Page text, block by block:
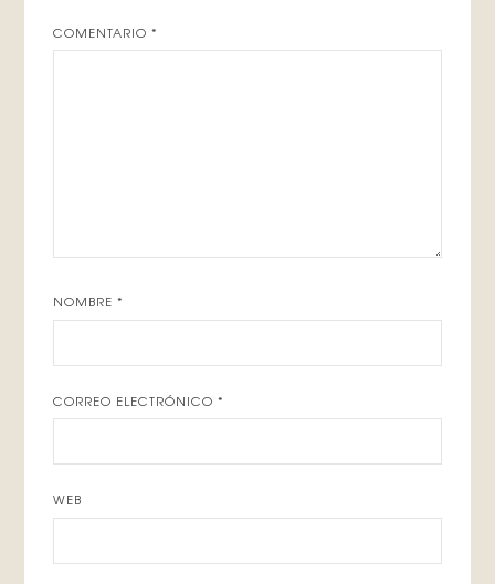
COMENTARIO*
NOMBRE*
CORREO ELECTRÓNICO*
WEB